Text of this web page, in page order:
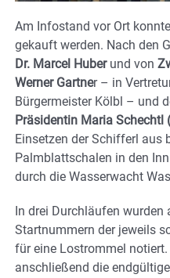
Am Infostand vor Ort
gekauft werden. Nach den
Dr. Marcel Huberund von
Werner Gartner – in
Bürgermeister Kölbl – und
Präsidentin Maria Schechtl
Einsetzen der Schifferl aus
Palmblattschalen in den
durch die Wasserwacht
In drei Durchläufen
Startnummern der jeweils
für eine Lostrommel
anschließend die